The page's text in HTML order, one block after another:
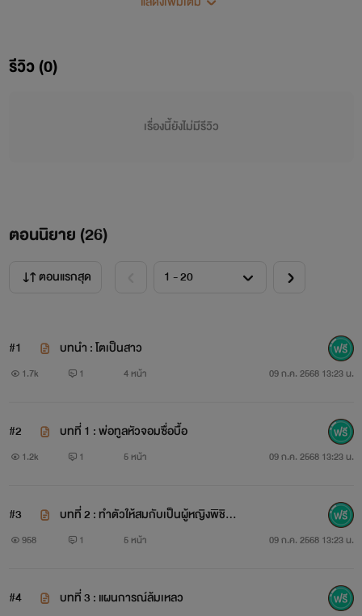
มาเฟียหนุ่มอายุ 30ปี
อุปนิสัย : เลือดเย็น โหด เถื่อน และเย็นชา(มีติงต๊องบ้างแล้ว
แต่อารมณ์คนเขียน) แต่อีริคจะอ่อนโยนเฉพาะกับลูกสาวของเขา
รีวิว (0)
เรื่องนี้ยังไม่มีรีวิว
ตอนนิยาย (26)
ตอนแรกสุด
#1 บทนำ : โตเป็นสาว
1.7k 1 4 หน้า 09 ก.ค. 2568 13:23 น.
#2 บทที่ 1 : พ่อทูลหัวจอมซื่อบื้อ
1.2k 1 5 หน้า 09 ก.ค. 2568 13:23 น.
#3
บทที่ 2 : ทำตัวให้สมกับเป็นผู้หญิงพิชิตใ
จคุณป๋า
958 1 5 หน้า 09 ก.ค. 2568 13:23 น.
#4 บทที่ 3 : แผนการณ์ล้มเหลว